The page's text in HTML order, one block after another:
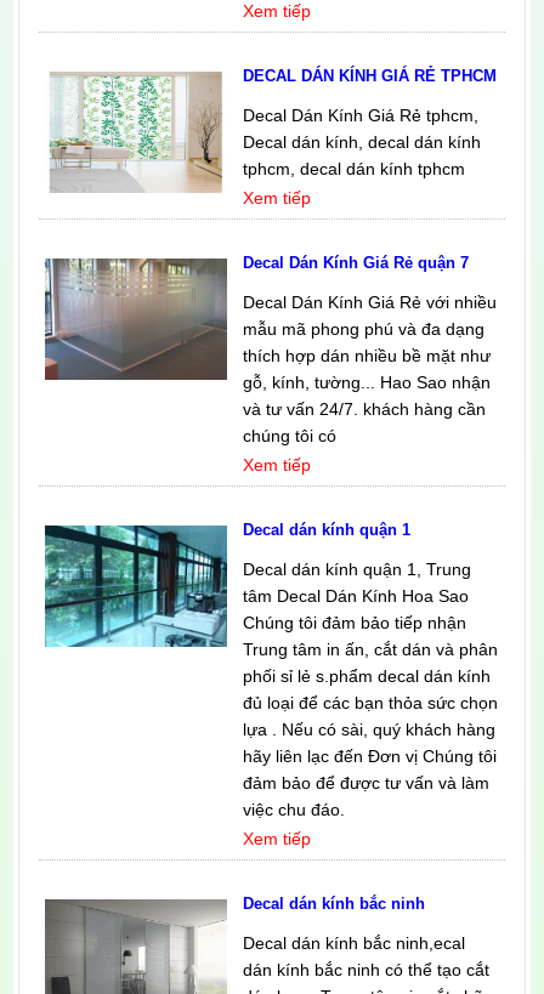
Xem tiếp
DECAL DÁN KÍNH GIÁ RẺ TPHCM
Decal Dán Kính Giá Rẻ tphcm,
Decal dán kính, decal dán kính
tphcm, decal dán kính tphcm
Xem tiếp
Decal Dán Kính Giá Rẻ quận 7
Decal Dán Kính Giá Rẻ với nhiều
mẫu mã phong phú và đa dạng
thích hợp dán nhiều bề mặt như
gỗ, kính, tường... Hao Sao nhận
và tư vấn 24/7. khách hàng cần
chúng tôi có
Xem tiếp
Decal dán kính quận 1
Decal dán kính quận 1, Trung
tâm Decal Dán Kính Hoa Sao
Chúng tôi đảm bảo tiếp nhận
Trung tâm in ấn, cắt dán và phân
phối sỉ lẻ s.phẩm decal dán kính
đủ loại để các bạn thỏa sức chọn
lựa . Nếu có sài, quý khách hàng
hãy liên lạc đến Đơn vị Chúng tôi
đảm bảo để được tư vấn và làm
việc chu đáo.
Xem tiếp
Decal dán kính bắc ninh
Decal dán kính bắc ninh,ecal
dán kính bắc ninh có thể tạo cắt